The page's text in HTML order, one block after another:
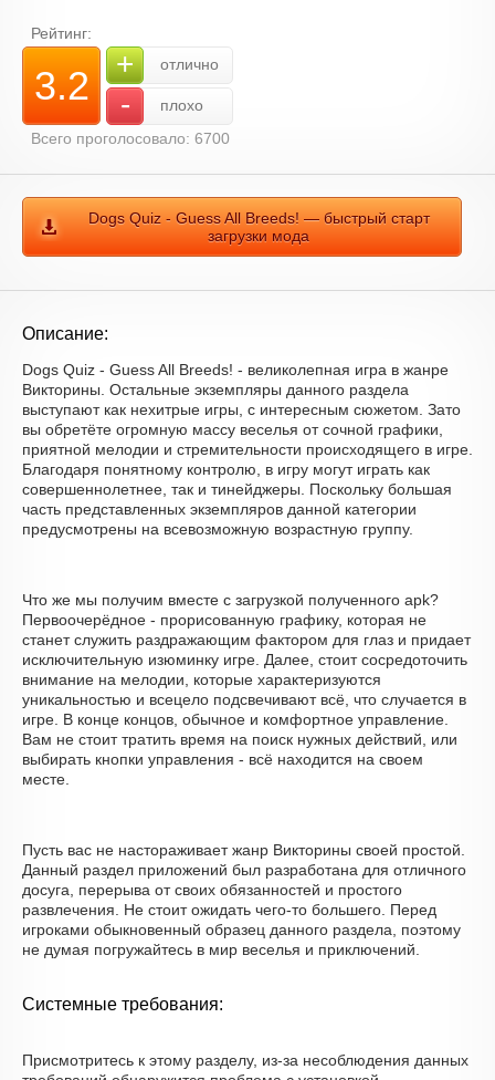
Рейтинг:
3.2 + отлично
-
плохо
Всего проголосовало: 6700
Dogs Quiz - Guess All Breeds! — быстрый старт
загрузки мода
Описание:
Dogs Quiz - Guess All Breeds! - великолепная игра в жанре
Викторины. Остальные экземпляры данного раздела
выступают как нехитрые игры, с интересным сюжетом. Зато
вы обретёте огромную массу веселья от сочной графики,
приятной мелодии и стремительности происходящего в игре.
Благодаря понятному контролю, в игру могут играть как
совершеннолетнее, так и тинейджеры. Поскольку большая
часть представленных экземпляров данной категории
предусмотрены на всевозможную возрастную группу.
Что же мы получим вместе с загрузкой полученного apk?
Первоочерёдное - прорисованную графику, которая не
станет служить раздражающим фактором для глаз и придает
исключительную изюминку игре. Далее, стоит сосредоточить
внимание на мелодии, которые характеризуются
уникальностью и всецело подсвечивают всё, что случается в
игре. В конце концов, обычное и комфортное управление.
Вам не стоит тратить время на поиск нужных действий, или
выбирать кнопки управления - всё находится на своем
месте.
Пусть вас не настораживает жанр Викторины своей простой.
Данный раздел приложений был разработана для отличного
досуга, перерыва от своих обязанностей и простого
развлечения. Не стоит ожидать чего-то большего. Перед
игроками обыкновенный образец данного раздела, поэтому
не думая погружайтесь в мир веселья и приключений.
Системные требования:
Присмотритесь к этому разделу, из-за несоблюдения данных